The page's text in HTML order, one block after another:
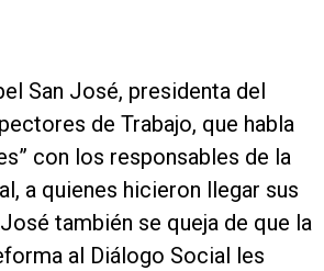
San José, presidenta del
de Trabajo, que habla
con los responsables de la
a quienes hicieron llegar sus
también se queja de que la
al Diálogo Social les